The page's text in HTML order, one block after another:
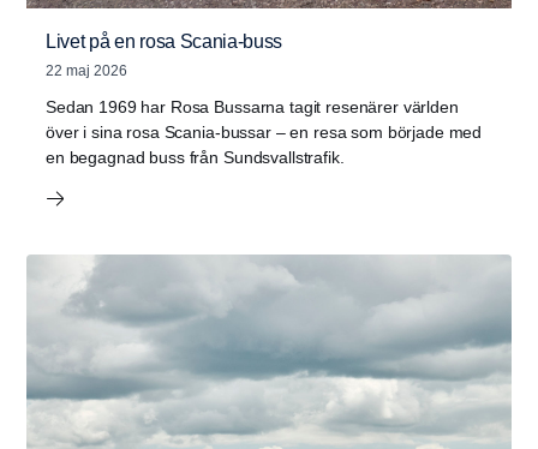
Livet på en rosa Scania-buss
22 maj 2026
Sedan 1969 har Rosa Bussarna tagit resenärer världen
över i sina rosa Scania-bussar – en resa som började med
en begagnad buss från Sundsvallstrafik.